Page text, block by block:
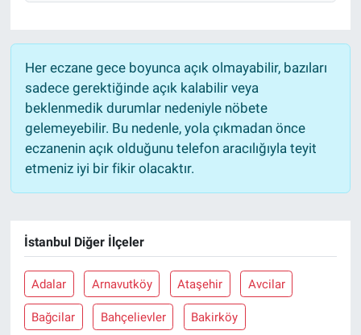
Her eczane gece boyunca açık olmayabilir, bazıları
sadece gerektiğinde açık kalabilir veya
beklenmedik durumlar nedeniyle nöbete
gelemeyebilir. Bu nedenle, yola çıkmadan önce
eczanenin açık olduğunu telefon aracılığıyla teyit
etmeniz iyi bir fikir olacaktır.
İstanbul Diğer İlçeler
Adalar Arnavutköy Ataşehir Avcilar
Bağcilar Bahçelievler Bakirköy